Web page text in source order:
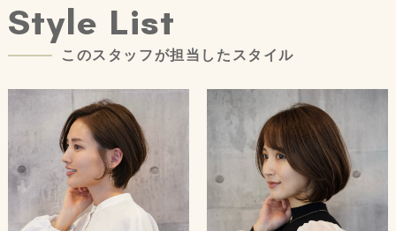
Style List
こ のス タ ッ フ が担 当 し た ス タ イ ル